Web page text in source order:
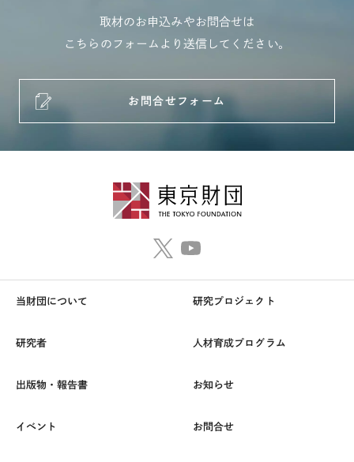
取材のお申込みやお問合せは
こちらのフォームより送信してください。
お問合せフォーム
当財団について 研究プロジェクト
研究者 人材育成プログラム
出版物・報告書 お知らせ
イベント お問合せ